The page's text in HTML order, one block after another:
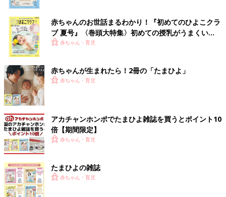
赤ちゃんのお世話まるわかり！『初めてのひよこクラ
ブ 夏号』〈巻頭大特集〉初めての授乳がうまくい
く！ おっぱい・ミルクの基本と夏のトラブル 解決テ
赤ちゃん・育児
赤ちゃんが生まれたら！2冊の「たまひよ」
赤ちゃん・育児
アカチャンホンポでたまひよ雑誌を買うとポイント10
倍【期間限定】
赤ちゃん・育児
たまひよの雑誌
赤ちゃん・育児